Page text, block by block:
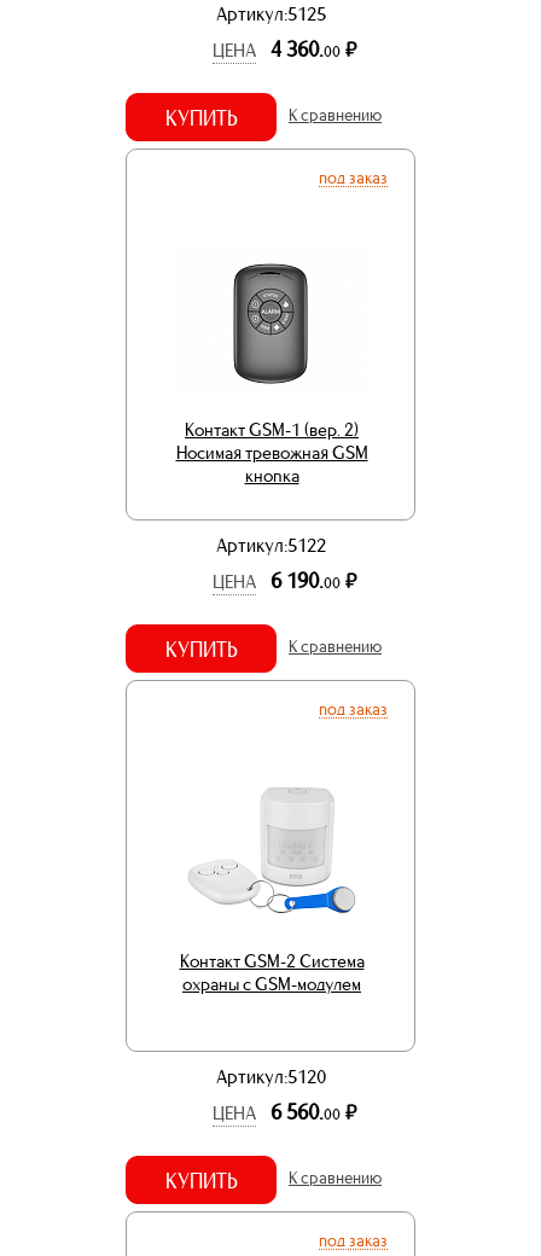
Артикул:5125
ЦЕНА
4 360.00 р.
КУПИТЬ К сравнению
под заказ
Контакт GSM-1 (вер. 2)
Носимая тревожная GSM
кнопка
Артикул:5122
ЦЕНА
6 190.00 р.
КУПИТЬ К сравнению
под заказ
Контакт GSM-2 Система
охраны с GSM-модулем
Артикул:5120
ЦЕНА
6 560.00 р.
КУПИТЬ К сравнению
под заказ